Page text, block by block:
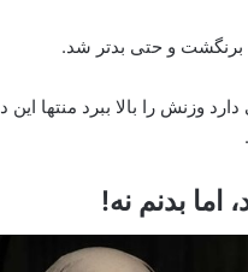
و حتی بدتر شد.
وزنش را بالا ببرد منتها
بدنم نه!